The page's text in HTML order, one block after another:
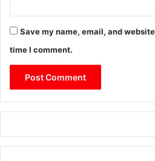
Save my name, email, and
time I comment.